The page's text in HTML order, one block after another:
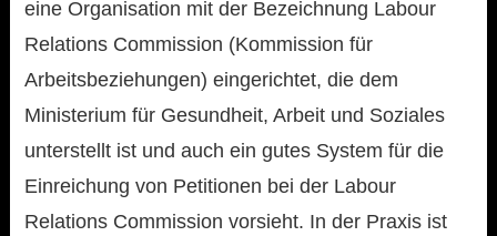
eine Organisation mit der Bezeichnung Labour
Relations Commission (Kommission für
Arbeitsbeziehungen) eingerichtet, die dem
Ministerium für Gesundheit, Arbeit und Soziales
unterstellt ist und auch ein gutes System für die
Einreichung von Petitionen bei der Labour
Relations Commission vorsieht. In der Praxis ist